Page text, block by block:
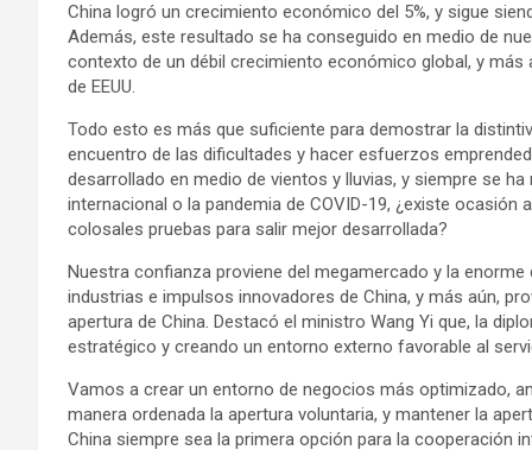
China logró un crecimiento económico del 5%, y sigue
Además, este resultado se ha conseguido en medio de
contexto de un débil crecimiento económico global, y
de EEUU.
Todo esto es más que suficiente para demostrar la
encuentro de las dificultades y hacer esfuerzos
desarrollado en medio de vientos y lluvias, y siempre se
internacional o la pandemia de COVID-19, ¿existe
colosales pruebas para salir mejor desarrollada?
Nuestra confianza proviene del megamercado y la
industrias e impulsos innovadores de China, y más aún,
apertura de China. Destacó el ministro Wang Yi que, la
estratégico y creando un entorno externo favorable al
Vamos a crear un entorno de negocios más optimizado,
manera ordenada la apertura voluntaria, y mantener la
China siempre sea la primera opción para la cooperación